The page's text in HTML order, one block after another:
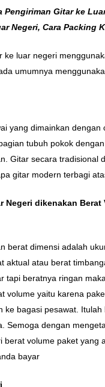
Gitar ke
Negeri, Cara Packing
luar negeri
umumnya
yang dimainkan
tubuh pokok
Gitar secara tradisional
gitar modern terbagi
Negeri dikenakan
berat dimensi adalah
aktual atau berat
tapi beratnya ringan
volume yaitu karena
ke bagasi pesawat.
Semoga dengan
volume paket yang
bayar